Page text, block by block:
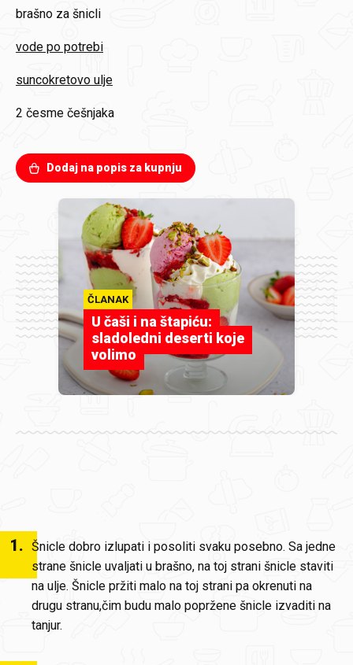
brašno za šnicli
vode po potrebi
suncokretovo ulje
2 česme češnjaka
Dodaj na popis za kupnju
ČLANAK
U čaši i na štapiću:
sladoledni deserti koje
volimo
1. Šnicle dobro izlupati i posoliti svaku posebno. Sa jedne
strane šnicle uvaljati u brašno, na toj strani šnicle staviti
na ulje. Šnicle pržiti malo na toj strani pa okrenuti na
drugu stranu,čim budu malo popržene šnicle izvaditi na
tanjur.